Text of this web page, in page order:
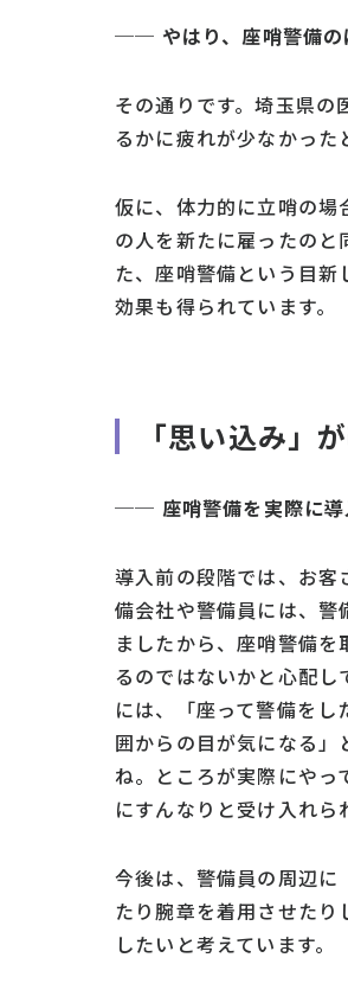
── やはり、座哨警備の
その通りです。埼玉県
るかに疲れが少なかった
仮に、体力的に立哨の
の人を新たに雇ったのと
た、座哨警備という目
効果も得られています。
「思い込み」
── 座哨警備を実際に導
導入前の段階では、お
備会社や警備員には、警
ましたから、座哨警備
るのではないかと心配し
には、「座って警備を
囲からの目が気になる
ね。ところが実際にやっ
にすんなりと受け入れら
今後は、警備員の周辺
たり腕章を着用させた
したいと考えています。